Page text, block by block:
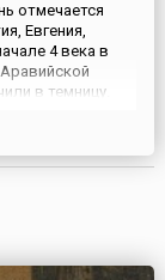
отмечается
Евгения,
4 века в
в темницу.